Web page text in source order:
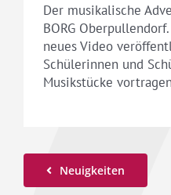
Der musikalische
BORG
neues Video
Schülerinnen und
Musikstücke
Neuigkeiten